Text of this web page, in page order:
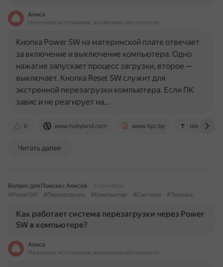
Алиса
На основе источников, возможны неточности
0 www.hollyland.com www.4pc.by telegra.ph
Кнопка Power SW на материнской плате отвечает
за включение и выключение компьютера. Одно
нажатие запускает процесс загрузки, второе —
выключает. Кнопка Reset SW служит для
экстренной перезагрузки компьютера. Если ПК
завис и не реагирует на…
Читать далее
Вопрос для Поиска с Алисой
5 сентября
#PowerSW
#Перезагрузка #Компьютер #Система #Техника
Как работает система перезагрузки через Power
SW в компьютере?
Алиса
На основе источников, возможны неточности